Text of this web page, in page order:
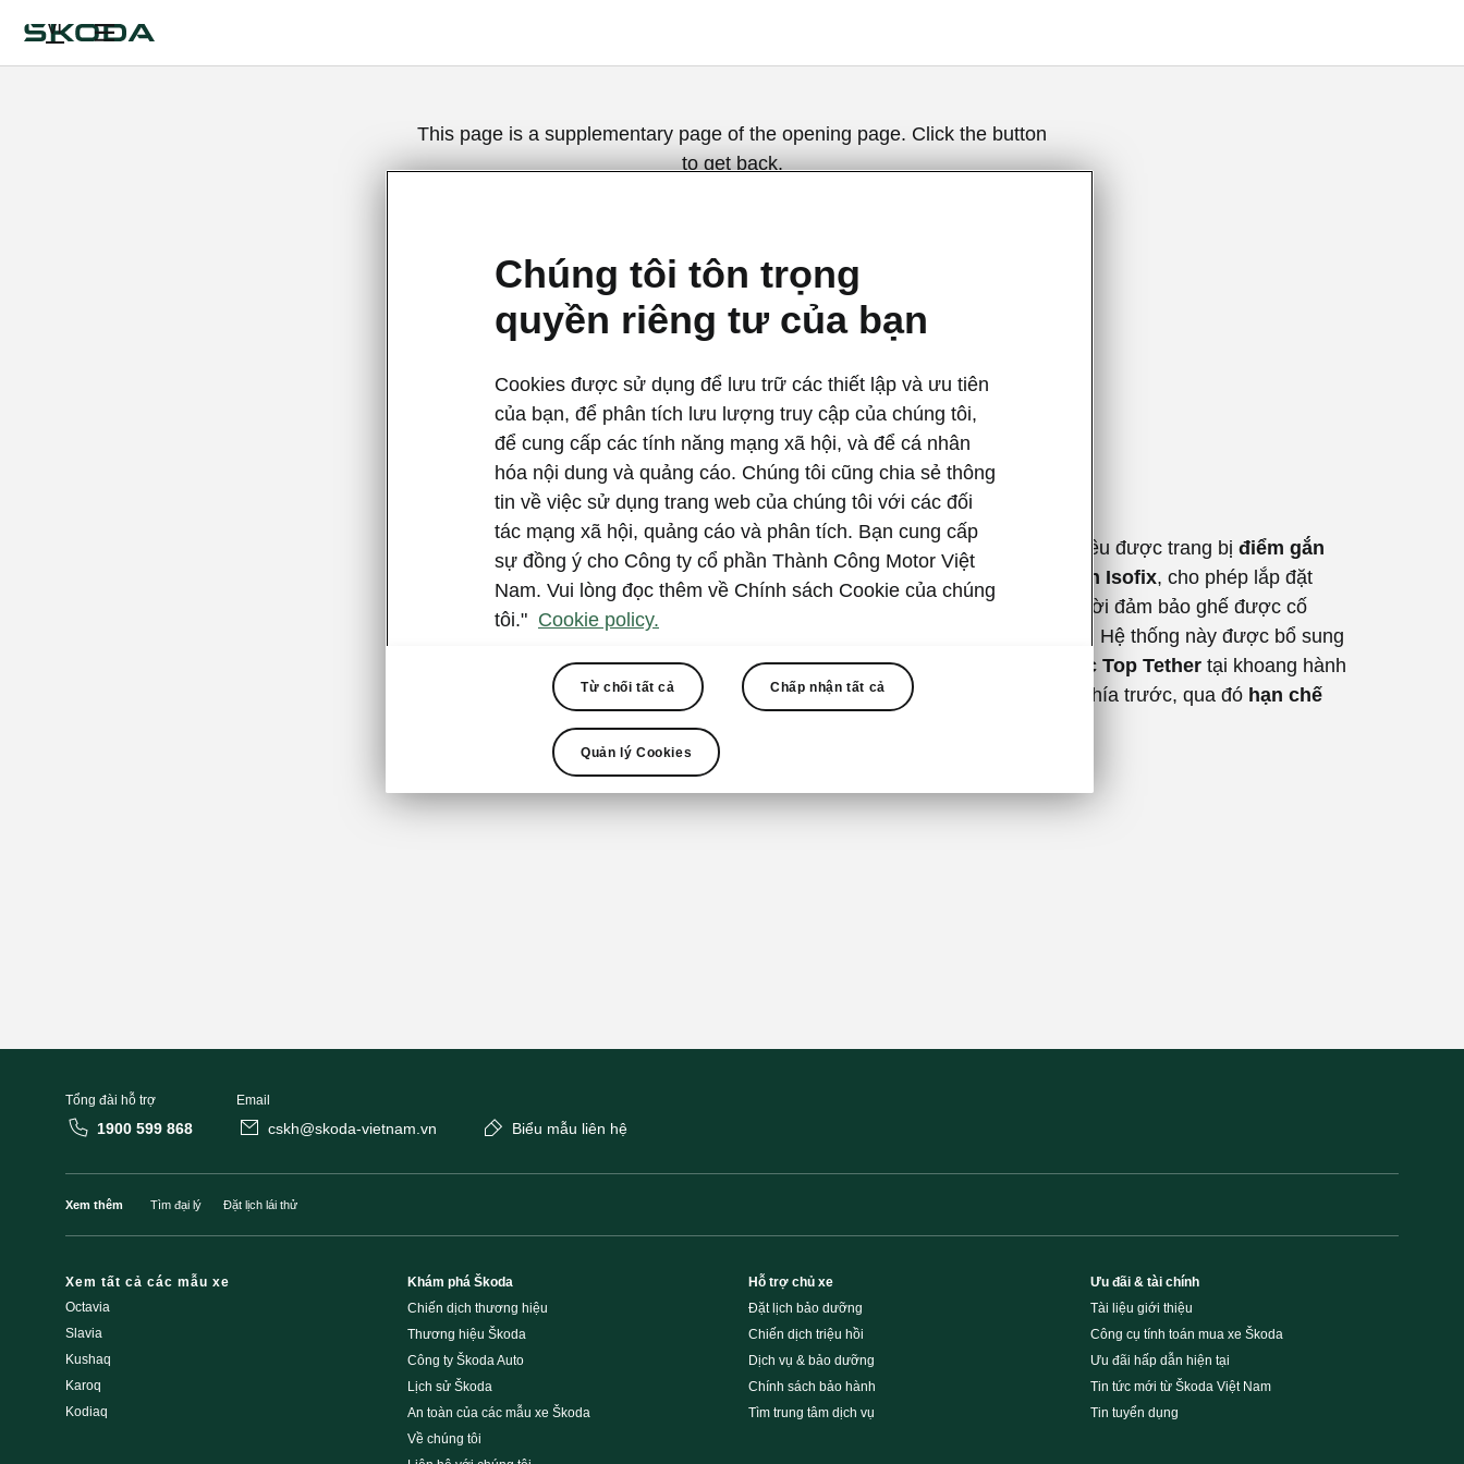
VI
This page is a supplementary page of the opening page. Click the button
to get back.
Hệ thống Isofix
Tất cả các mẫu xe Škoda đều được trang bị điểm gắn
ghế trẻ em theo tiêu chuẩn Isofix, cho phép lắp đặt
ghế trẻ em dễ dàng đồng thời đảm bảo ghế được cố
định chắc chắn vào thân xe. Hệ thống này được bổ sung
bởikhung Isofix hoặc móc Top Tethertại khoang hành
lý và trên ghế hành khách phía trước, qua đó hạn chế
Tổng đài hỗ trợ
1900 599 868
Email
cskh@skoda-vietnam.vn Biểu mẫu liên hệ
Xem thêm Tìm đại lý Đặt lịch lái thử
Xem tất cả các mẫu xe
Octavia
Slavia
Kushaq
Karoq
Kodiaq
Khám phá Škoda
Chiến dịch thương hiệu
Thương hiệu Škoda
Công ty Škoda Auto
Lịch sử Škoda
An toàn của các mẫu xe Škoda
Về chúng tôi
Hỗ trợ chủ xe
Đặt lịch bảo dưỡng
Chiến dịch triệu hồi
Dịch vụ & bảo dưỡng
Chính sách bảo hành
Tìm trung tâm dịch vụ
Ưu đãi & tài chính
Tài liệu giới thiệu
Công cụ tính toán mua xe Škoda
Ưu đãi hấp dẫn hiện tại
Tin tức mới từ Škoda Việt Nam
Tin tuyển dụng
Chúng tôi tôn trọng
quyền riêng tư của bạn
Cookies được sử dụng để lưu trữ các thiết lập và ưu tiên
của bạn, để phân tích lưu lượng truy cập của chúng tôi,
để cung cấp các tính năng mạng xã hội, và để cá nhân
hóa nội dung và quảng cáo. Chúng tôi cũng chia sẻ thông
tin về việc sử dụng trang web của chúng tôi với các đối
tác mạng xã hội, quảng cáo và phân tích. Bạn cung cấp
sự đồng ý cho Công ty cổ phần Thành Công Motor Việt
Nam. Vui lòng đọc thêm về Chính sách Cookie của chúng
tôi." Cookie policy.
Từ chối tất cả Chấp nhận tất cả
Quản lý Cookies